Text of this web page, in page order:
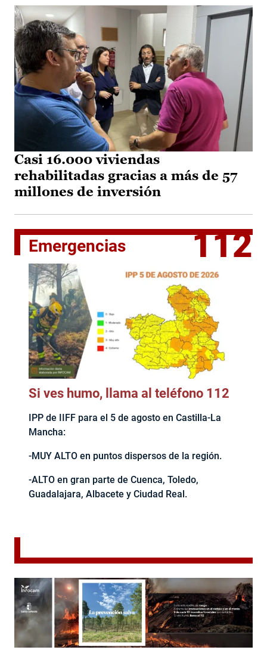
Casi 16.000 viviendas
rehabilitadas gracias a más de 57
millones de inversión
Emergencias 112
Si ves humo, llama al teléfono 112
IPP de IIFF para el 5 de agosto en Castilla-La
Mancha:
-MUY ALTO en puntos dispersos de la región.
-ALTO en gran parte de Cuenca, Toledo,
Guadalajara, Albacete y Ciudad Real.